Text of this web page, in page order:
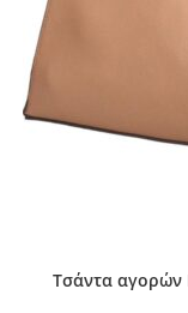
Τσάντα αγορών